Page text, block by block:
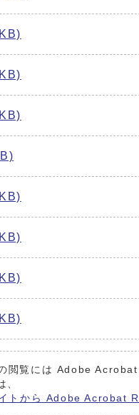
閲覧には Adobe
、
トから Adobe Acrobat